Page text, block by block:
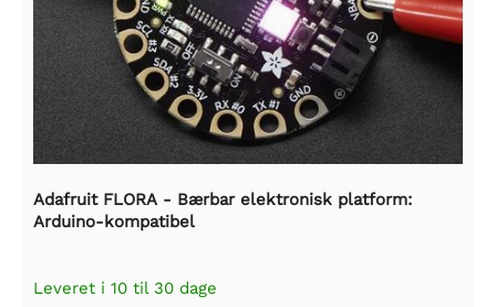
Adafruit FLORA - Bærbar elektronisk platform:
Arduino-kompatibel
Leveret i 10 til 30 dage